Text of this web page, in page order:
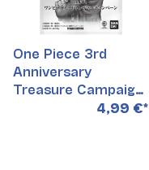
One Piece 3rd
Anniversary
Treasure Campaign
4,99 €*